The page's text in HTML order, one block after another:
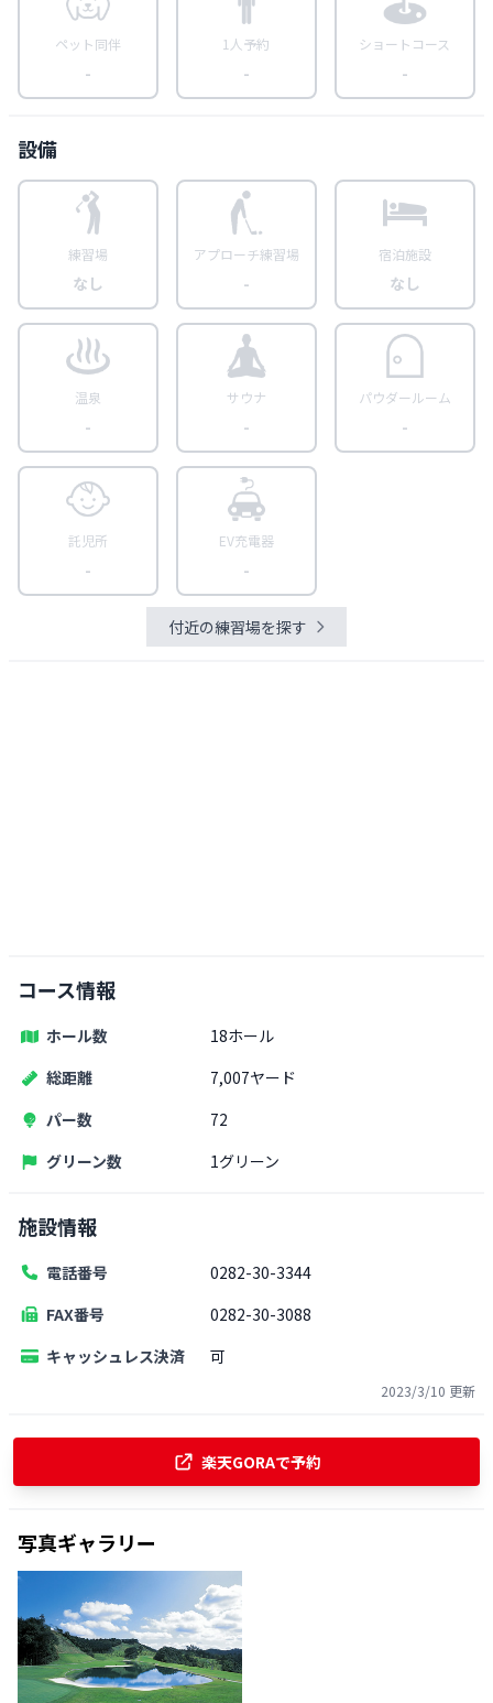
ペット同伴
-
1人予約
-
ショートコース
-
設備
練習場
なし
アプローチ練習場
-
宿泊施設
なし
温泉
-
サウナ
-
パウダールーム
-
託児所
-
EV充電器
-
付近の練習場を探す
コース情報
ホール数
18ホール
総距離
7,007ヤード
パー数
72
グリーン数
1グリーン
施設情報
電話番号
0282-30-3344
FAX番号
0282-30-3088
キャッシュレス決済
可
2023/3/10 更新
楽天GORAで予約
写真ギャラリー